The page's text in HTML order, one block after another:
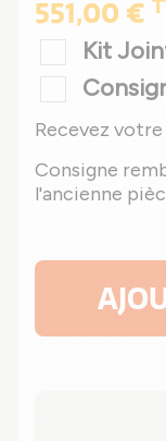
551,00 €
Kit
Recevez
Consigne
l'ancienne